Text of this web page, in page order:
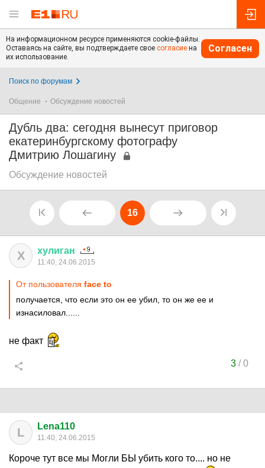
На информационном ресурсе применяются cookie-файлы.
Оставаясь на сайте, вы подтверждаете свое согласие на
их использование.
Согласен
Поиск по форумам
Общение Обсуждение новостей
Дубль два: сегодня вынесут приговор
екатеринбургскому фотографу
Дмитрию Лошагину
Обсуждение новостей
16
Х хулиган
11:40, 24.06.2015
От пользователя face to
получается, что если это он ее убил, то он же ее и
изнасиловал......
не факт
3/0
L Lena110
11:40, 24.06.2015
Короче тут все мы Могли БЫ убить кого то.... но не